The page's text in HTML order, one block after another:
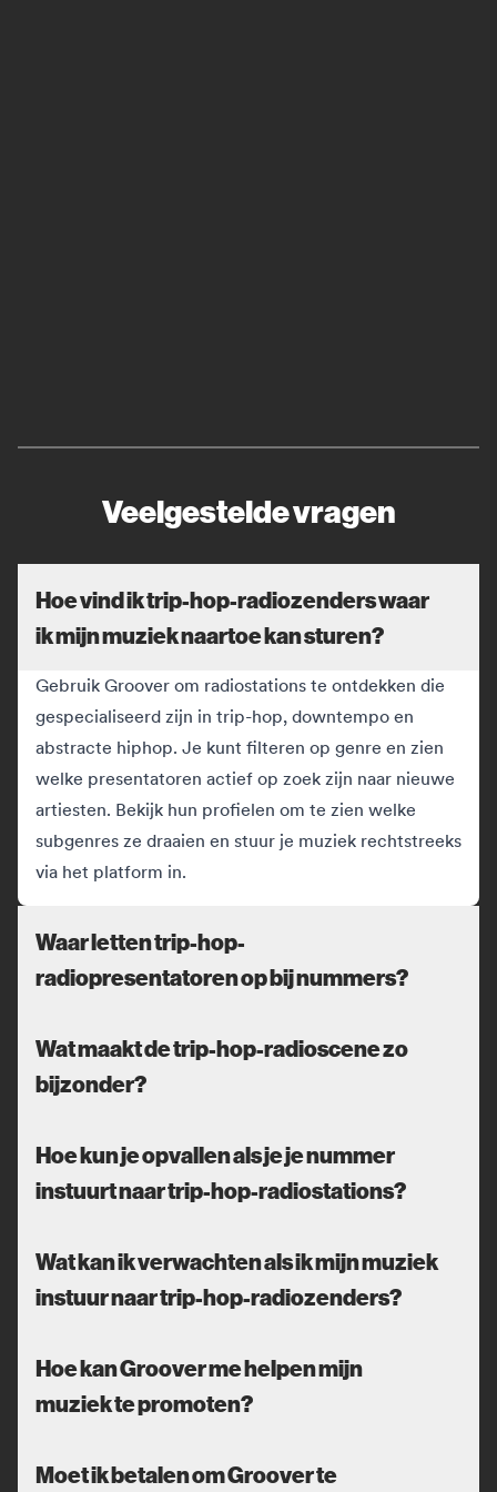
Veelgestelde vragen
Hoe vind ik trip-hop-radiozenders waar
ik mijn muziek naartoe kan sturen?
Gebruik Groover om radiostations te ontdekken die
gespecialiseerd zijn in trip-hop, downtempo en
abstracte hiphop. Je kunt filteren op genre en zien
welke presentatoren actief op zoek zijn naar nieuwe
artiesten. Bekijk hun profielen om te zien welke
subgenres ze draaien en stuur je muziek rechtstreeks
via het platform in.
Waar letten trip-hop-
radiopresentatoren op bij nummers?
Wat maakt de trip-hop-radioscene zo
bijzonder?
Hoe kun je opvallen als je je nummer
instuurt naar trip-hop-radiostations?
Wat kan ik verwachten als ik mijn muziek
instuur naar trip-hop-radiozenders?
Hoe kan Groover me helpen mijn
muziek te promoten?
Moet ik betalen om Groover te